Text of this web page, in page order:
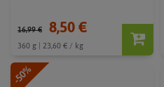
16,99 € 8,50 €
360 g | 23,60 € / kg
-50%